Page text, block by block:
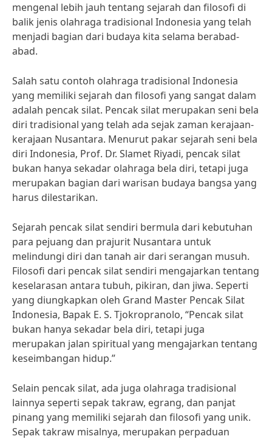
mengenal lebih jauh tentang sejarah dan filosofi di
balik jenis olahraga tradisional Indonesia yang telah
menjadi bagian dari budaya kita selama berabad-
abad.
Salah satu contoh olahraga tradisional Indonesia
yang memiliki sejarah dan filosofi yang sangat dalam
adalah pencak silat. Pencak silat merupakan seni bela
diri tradisional yang telah ada sejak zaman kerajaan-
kerajaan Nusantara. Menurut pakar sejarah seni bela
diri Indonesia, Prof. Dr. Slamet Riyadi, pencak silat
bukan hanya sekadar olahraga bela diri, tetapi juga
merupakan bagian dari warisan budaya bangsa yang
harus dilestarikan.
Sejarah pencak silat sendiri bermula dari kebutuhan
para pejuang dan prajurit Nusantara untuk
melindungi diri dan tanah air dari serangan musuh.
Filosofi dari pencak silat sendiri mengajarkan tentang
keselarasan antara tubuh, pikiran, dan jiwa. Seperti
yang diungkapkan oleh Grand Master Pencak Silat
Indonesia, Bapak E. S. Tjokropranolo, “Pencak silat
bukan hanya sekadar bela diri, tetapi juga
merupakan jalan spiritual yang mengajarkan tentang
keseimbangan hidup.”
Selain pencak silat, ada juga olahraga tradisional
lainnya seperti sepak takraw, egrang, dan panjat
pinang yang memiliki sejarah dan filosofi yang unik.
Sepak takraw misalnya, merupakan perpaduan